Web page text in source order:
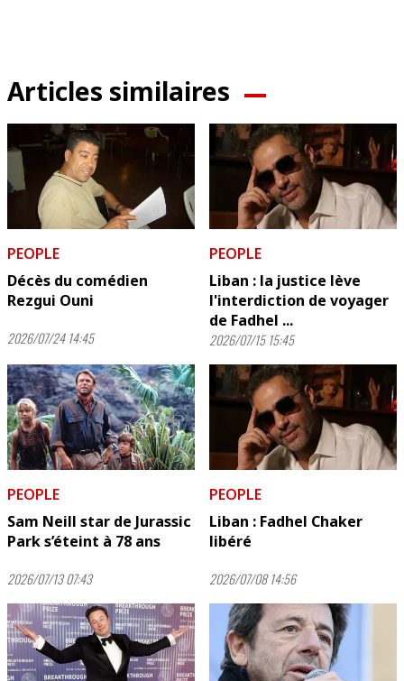
Articles similaires
PEOPLE
Décès du comédien
Rezgui Ouni
2026/07/24 14:45
PEOPLE
Liban : la justice lève
l'interdiction de voyager
de Fadhel ...
2026/07/15 15:45
PEOPLE
Sam Neill star de Jurassic
Park s’éteint à 78 ans
2026/07/13 07:43
PEOPLE
Liban : Fadhel Chaker
libéré
2026/07/08 14:56